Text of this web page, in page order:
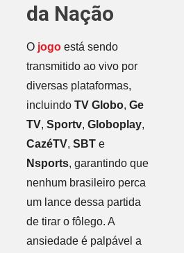
da Nação
O jogoestá sendo
transmitido ao vivo por
diversas plataformas,
incluindo TV Globo, Ge
TV, Sportv, Globoplay,
CazéTV, SBTe
Nsports, garantindo que
nenhum brasileiro perca
um lance dessa partida
de tirar o fôlego. A
ansiedade é palpável a